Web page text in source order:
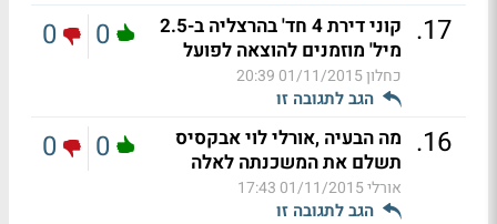
17
.
קוני דירת 4 חד' בהרצליה ב-2.5
מיל' מוזמנים להוצאה לפועל
כחלון01/11/2015 20:39
הגב לתגובה זו
0
0
16
. מה הבעיה ,אורלי לוי אבקסיס
תשלם את המשכנתה לאלה
אורלי01/11/2015 17:43
הגב לתגובה זו
0
0